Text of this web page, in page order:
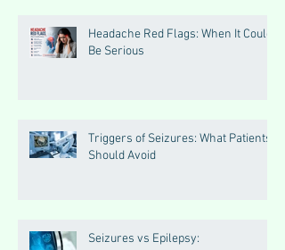
Headache Red Flags: When It Could
Be Serious
Triggers of Seizures: What Patients
Should Avoid
Seizures vs Epilepsy: